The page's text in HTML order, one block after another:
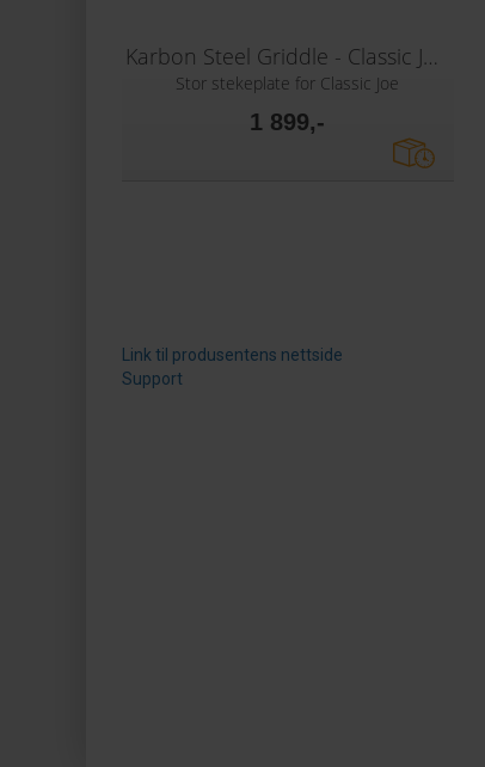
Karbon Steel Griddle - Classic Joe ®
Stor stekeplate for Classic Joe
1 899,-
Link til produsentens nettside
Support